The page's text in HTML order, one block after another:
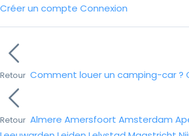
Créer un compte Connexion
Retour Comment louer un camping-car ?
Retour Almere Amersfoort Amsterdam